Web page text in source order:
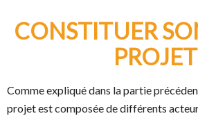
CONSTITUER
PROJET
Comme expliqué dans la partie
projet est composée de différents